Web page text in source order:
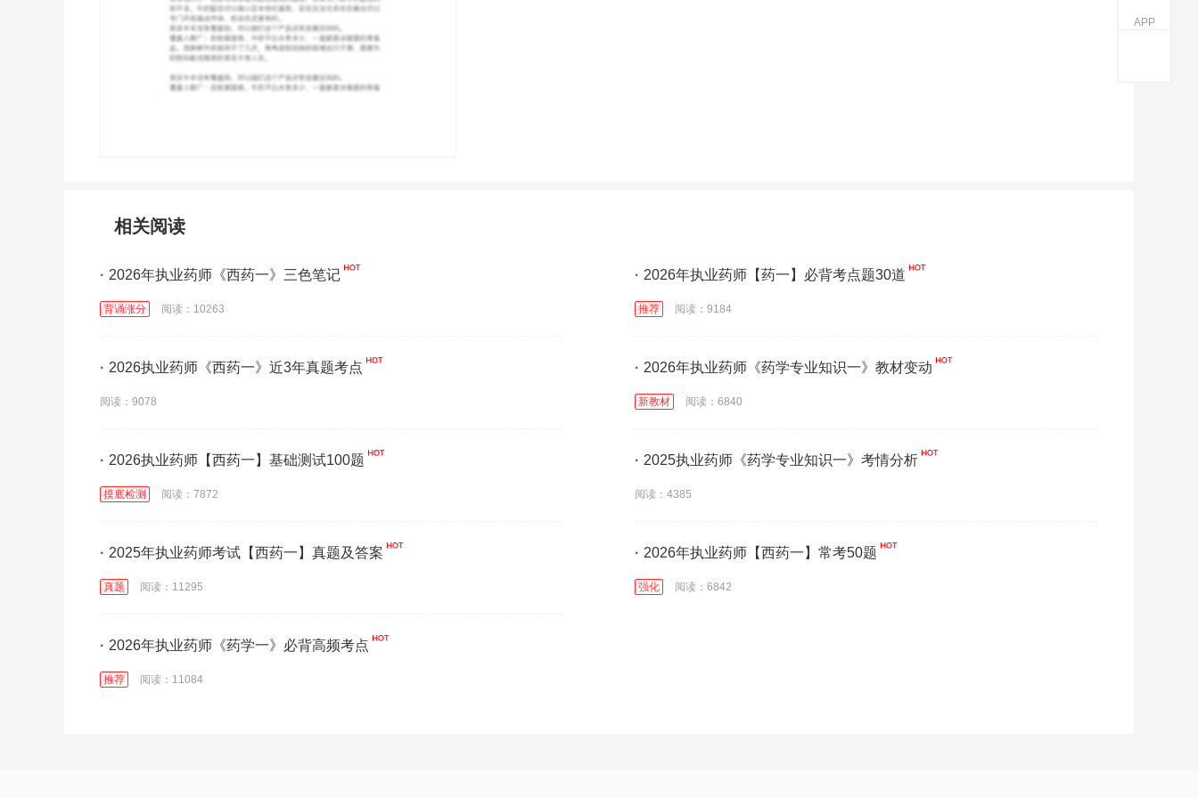
相关阅读
· 2026年执业药师《西药一》三色笔记
背诵涨分 阅读：10263
· 2026年执业药师【药一】必背考点题30道
推荐 阅读：9184
· 2026执业药师《西药一》近3年真题考点
阅读：9078
· 2026年执业药师《药学专业知识一》教材变动
新教材 阅读：6840
· 2026执业药师【西药一】基础测试100题
摸底检测 阅读：7872
· 2025执业药师《药学专业知识一》考情分析
阅读：4385
· 2025年执业药师考试【西药一】真题及答案
真题 阅读：11295
· 2026年执业药师【西药一】常考50题
强化 阅读：6842
· 2026年执业药师《药学一》必背高频考点
推荐 阅读：11084
APP